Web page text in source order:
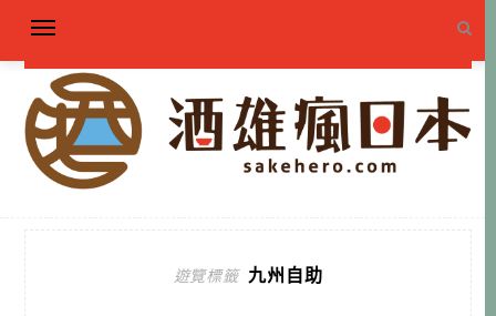
遊覽標籤 九州自助